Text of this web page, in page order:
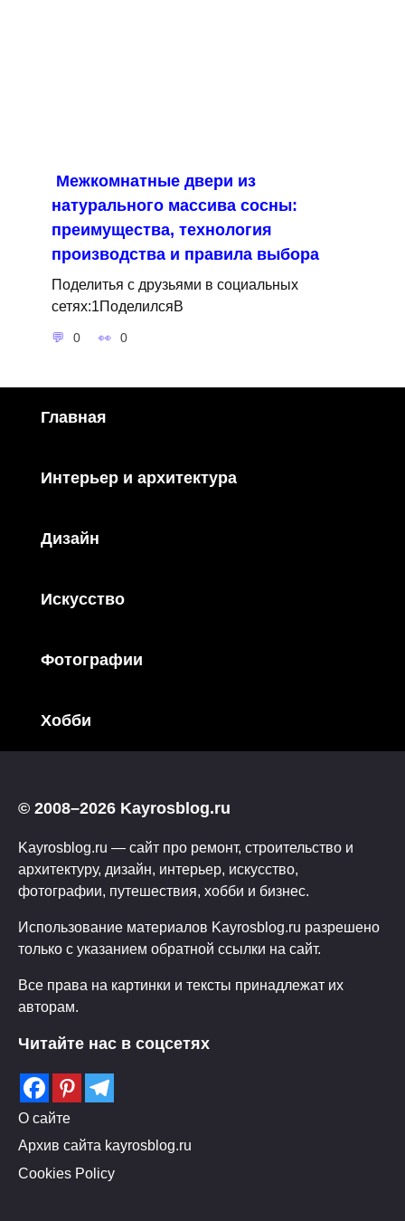
Межкомнатные двери из
натурального массива сосны:
преимущества, технология
производства и правила выбора
Поделитья с друзьями в социальных
сетях:1ПоделилсяВ
0 0
Главная
Интерьер и архитектура
Дизайн
Искусство
Фотографии
Хобби
© 2008–2026 Kayrosblog.ru
Kayrosblog.ru — сайт про ремонт, строительство и
архитектуру, дизайн, интерьер, искусство,
фотографии, путешествия, хобби и бизнес.
Использование материалов Kayrosblog.ru разрешено
только с указанием обратной ссылки на сайт.
Все права на картинки и тексты принадлежат их
авторам.
Читайте нас в соцсетях
О сайте
Архив сайта kayrosblog.ru
Cookies Policy